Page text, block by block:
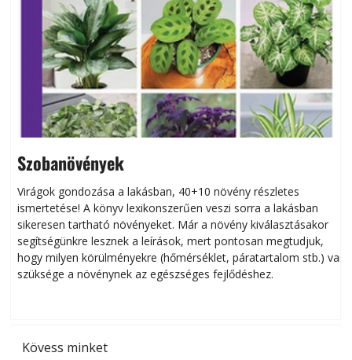
Szobanövények
Virágok gondozása a lakásban, 40+10 növény részletes
ismertetése! A könyv lexikonszerűen veszi sorra a lakásban
sikeresen tart­ha­tó növényeket. Már a növény kiválasztásakor
segítségünkre lesznek a leírások, mert pontosan megtudjuk,
hogy milyen körülményekre (hőmérséklet, páratartalom stb.) van
szüksége a növénynek az egészséges fejlődéshez.
Kövess minket